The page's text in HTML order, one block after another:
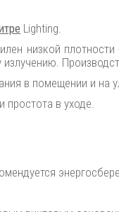
Lighting.
низкой
излучению.
в помещении и на
простота в уходе.